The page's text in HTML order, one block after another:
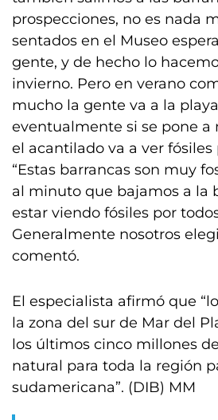
prospecciones, no es nada
sentados en el Museo
gente, y de hecho lo
invierno. Pero en verano
mucho la gente va a la
eventualmente si se pone
el acantilado va a ver fósiles
“Estas barrancas son muy
al minuto que bajamos a la
estar viendo fósiles por
Generalmente nosotros
comentó.
El especialista afirmó que
la zona del sur de Mar del
los últimos cinco millones
natural para toda la región
sudamericana”. (DIB) MM